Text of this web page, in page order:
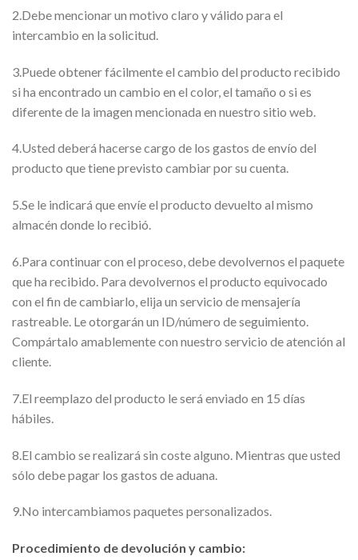
2.Debe mencionar un motivo claro y válido para el
intercambio en la solicitud.
3.Puede obtener fácilmente el cambio del producto recibido
si ha encontrado un cambio en el color, el tamaño o si es
diferente de la imagen mencionada en nuestro sitio web.
4.Usted deberá hacerse cargo de los gastos de envío del
producto que tiene previsto cambiar por su cuenta.
5.Se le indicará que envíe el producto devuelto al mismo
almacén donde lo recibió.
6.Para continuar con el proceso, debe devolvernos el paquete
que ha recibido. Para devolvernos el producto equivocado
con el fin de cambiarlo, elija un servicio de mensajería
rastreable. Le otorgarán un ID/número de seguimiento.
Compártalo amablemente con nuestro servicio de atención al
cliente.
7.El reemplazo del producto le será enviado en 15 días
hábiles.
8.El cambio se realizará sin coste alguno. Mientras que usted
sólo debe pagar los gastos de aduana.
9.No intercambiamos paquetes personalizados.
Procedimiento de devolución y cambio: